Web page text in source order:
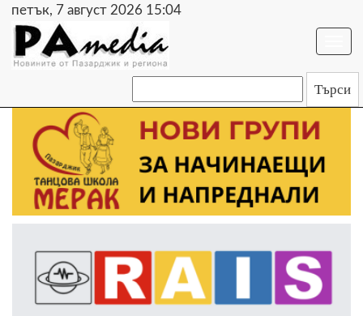
петък, 7 август 2026 15:04